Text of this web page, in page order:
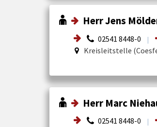
Herr Jens
02541 8448-0 |
Kreisleitstelle
Herr Marc
02541 8448-0 |